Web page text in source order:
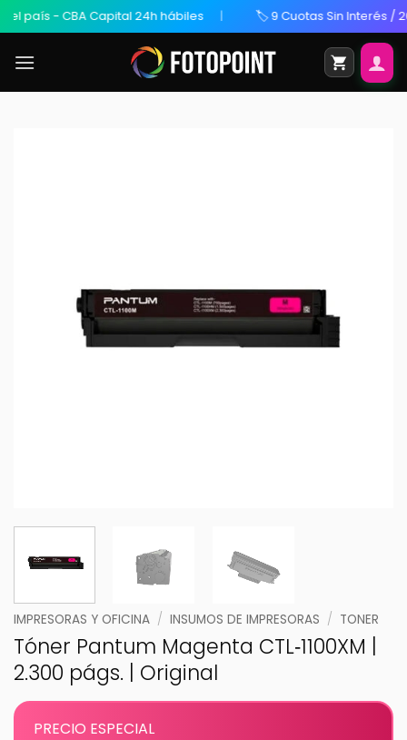
- CBA Capital 24h hábiles 🏷️ 9 Cuotas Sin Interés / 20%
IMPRESORAS Y OFICINA / INSUMOS DE IMPRESORAS / TONER
Tóner Pantum Magenta CTL‑1100XM |
2.300 págs. | Original
PRECIO ESPECIAL